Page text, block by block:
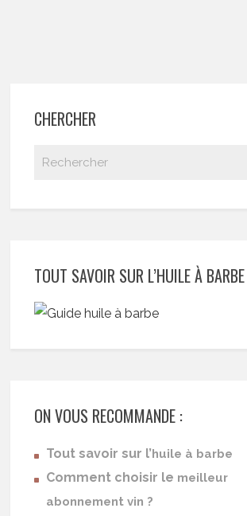
CHERCHER
TOUT SAVOIR SUR L’HUILE À BARBE
ON VOUS RECOMMANDE :
Tout savoir sur l’huile à barbe
Comment choisir le meilleur
abonnement vin ?